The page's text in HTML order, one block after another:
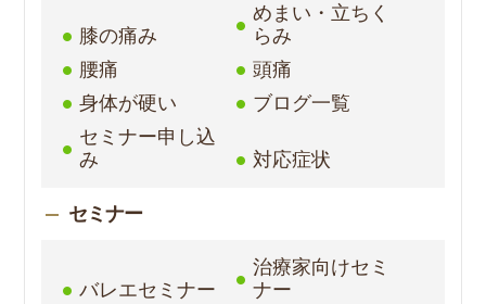
膝の痛み
めまい・立ちく
らみ
腰痛
頭痛
身体が硬い
ブログ一覧
セミナー申し込
み
対応症状
セミナー
バレエセミナー
治療家向けセミ
ナー